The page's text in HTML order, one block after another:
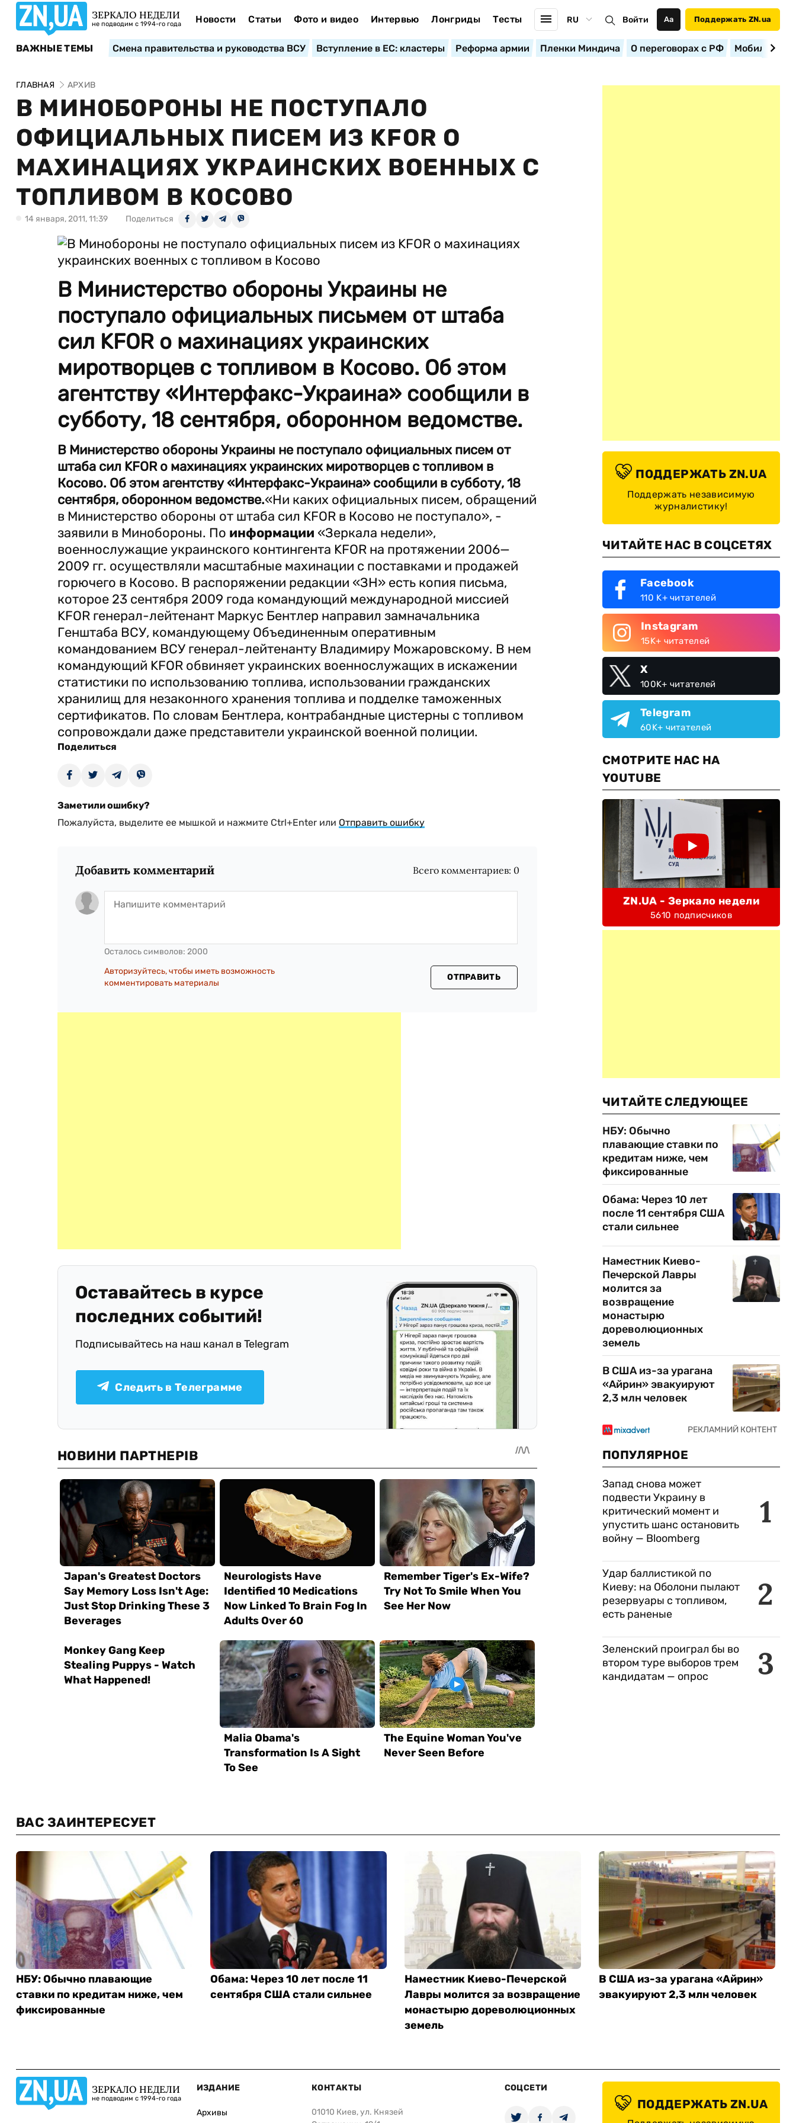
ЗЕРКАЛО НЕДЕЛИ
не подводим с 1994-го года Новости Статьи Фото и видео Интервью Лонгриды Тесты RU Войти Аа Поддержать ZN.ua
ВАЖНЫЕ ТЕМЫ Смена правительства и руководства ВСУ Вступление в ЕС: кластеры Реформа армии Пленки Миндича О переговорах с РФ
ГЛАВНАЯ АРХИВ
В МИНОБОРОНЫ НЕ ПОСТУПАЛО
ОФИЦИАЛЬНЫХ ПИСЕМ ИЗ KFOR О
МАХИНАЦИЯХ УКРАИНСКИХ ВОЕННЫХ С
ТОПЛИВОМ В КОСОВО
14 января, 2011, 11:39 Поделиться
В Министерство обороны Украины не
поступало официальных письмем от штаба
сил KFOR о махинациях украинских
миротворцев с топливом в Косово. Об этом
агентству «Интерфакс-Украина» сообщили в
субботу, 18 сентября, оборонном ведомстве.
В Министерство обороны Украины не поступало официальных писем от
штаба сил KFOR о махинациях украинских миротворцев с топливом в
Косово. Об этом агентству «Интерфакс-Украина» сообщили в субботу, 18
сентября, оборонном ведомстве.«Ни каких официальных писем, обращений
в Министерство обороны от штаба сил KFOR в Косово не поступало», -
заявили в Минобороны. По информации «Зеркала недели»,
военнослужащие украинского контингента KFOR на протяжении 2006—
2009 гг. осуществляли масштабные махинации с поставками и продажей
горючего в Косово. В распоряжении редакции «ЗН» есть копия письма,
которое 23 сентября 2009 года командующий международной миссией
KFOR генерал-лейтенант Маркус Бентлер направил замначальника
Генштаба ВСУ, командующему Объединенным оперативным
командованием ВСУ генерал-лейтенанту Владимиру Можаровскому. В нем
командующий KFOR обвиняет украинских военнослужащих в искажении
статистики по использованию топлива, использовании гражданских
хранилищ для незаконного хранения топлива и подделке таможенных
сертификатов. По словам Бентлера, контрабандные цистерны с топливом
сопровождали даже представители украинской военной полиции.
Поделиться
Заметили ошибку?
Пожалуйста, выделите ее мышкой и нажмите Ctrl+Enter или Отправить ошибку
Добавить комментарий Всего комментариев: 0
Осталось символов: 2000
Авторизуйтесь, чтобы иметь возможность
комментировать материалы
ОТПРАВИТЬ
Оставайтесь в курсе
последних событий!
Подписывайтесь на наш канал в Telegram
Следить в Телеграмме
ПОДДЕРЖАТЬ ZN.UA
Поддержать независимую
журналистику!
ЧИТАЙТЕ НАС В СОЦСЕТЯХ
Facebook
110 K+ читателей
Instagram
15K+ читателей
X
100K+ читателей
Telegram
60K+ читателей
СМОТРИТЕ НАС НА
YOUTUBE
ZN.UA - Зеркало недели
5610 подписчиков
ЧИТАЙТЕ СЛЕДУЮЩЕЕ
НБУ: Обычно
плавающие ставки по
кредитам ниже, чем
фиксированные
Обама: Через 10 лет
после 11 сентября США
стали сильнее
Наместник Киево-
Печерской Лавры
молится за
возвращение
монастырю
дореволюционных
земель
В США из-за урагана
«Айрин» эвакуируют
2,3 млн человек
ПОПУЛЯРНОЕ
1
Запад снова может
подвести Украину в
критический момент и
упустить шанс остановить
войну — Bloomberg
2
Удар баллистикой по
Киеву: на Оболони пылают
резервуары с топливом,
есть раненые
3
Зеленский проиграл бы во
втором туре выборов трем
кандидатам — опрос
ВАС ЗАИНТЕРЕСУЕТ
НБУ: Обычно плавающие
ставки по кредитам ниже, чем
фиксированные
Обама: Через 10 лет после 11
сентября США стали сильнее
Наместник Киево-Печерской
Лавры молится за возвращение
монастырю дореволюционных
земель
В США из-за урагана «Айрин»
эвакуируют 2,3 млн человек
ЗЕРКАЛО НЕДЕЛИ
не подводим с 1994-го года
ИЗДАНИЕ
Архивы
КОНТАКТЫ
01010 Киев, ул. Князей
СОЦСЕТИ
ПОДДЕРЖАТЬ ZN.UA